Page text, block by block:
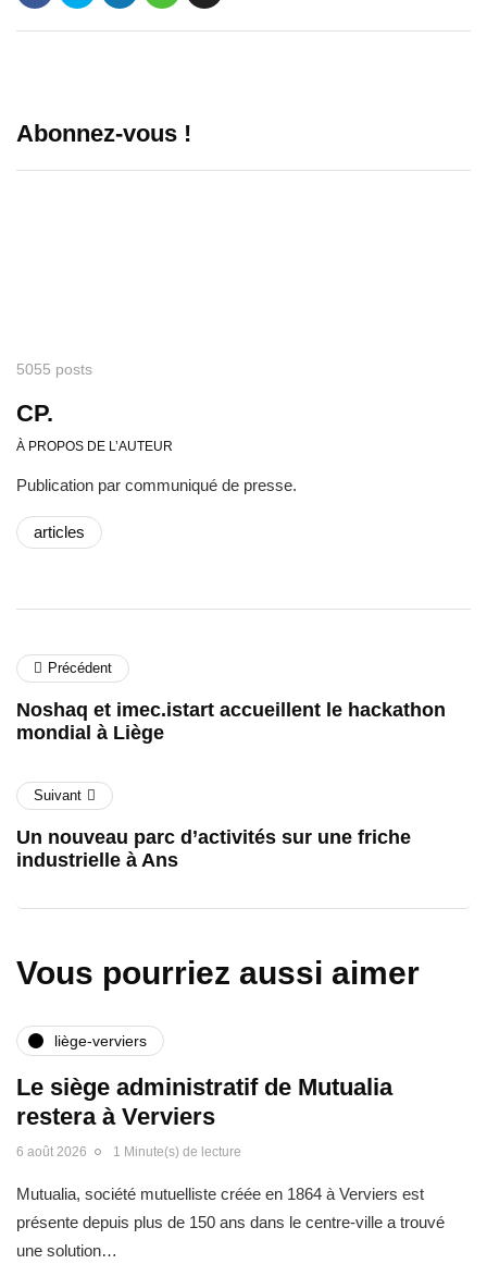
Abonnez-vous !
5055 posts
CP.
À PROPOS DE L’AUTEUR
Publication par communiqué de presse.
articles
Précédent
Noshaq et imec.istart accueillent le hackathon
mondial à Liège
Suivant
Un nouveau parc d’activités sur une friche
industrielle à Ans
Vous pourriez aussi aimer
liège-verviers
Le siège administratif de Mutualia
restera à Verviers
6 août 2026 1 Minute(s) de lecture
Mutualia, société mutuelliste créée en 1864 à Verviers est
présente depuis plus de 150 ans dans le centre-ville a trouvé
une solution…